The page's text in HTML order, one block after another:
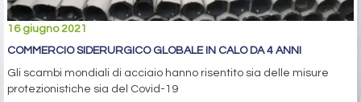
16 giugno 2021
COMMERCIO SIDERURGICO GLOBALE IN CALO DA 4 ANNI
Gli scambi mondiali di acciaio hanno risentito sia delle misure
protezionistiche sia del Covid-19